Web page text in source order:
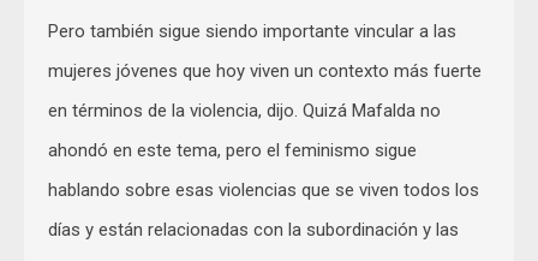
Pero también sigue siendo importante vincular a las
mujeres jóvenes que hoy viven un contexto más fuerte
en términos de la violencia, dijo. Quizá Mafalda no
ahondó en este tema, pero el feminismo sigue
hablando sobre esas violencias que se viven todos los
días y están relacionadas con la subordinación y las